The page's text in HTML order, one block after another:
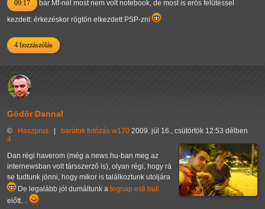
09:17
bár Mf-nél most nem volt notebook, de most is erős felütéssel
kezdett: érkezéskor rögtön elkezdett PSP-zni
4 hozzászólás
Gödör Dannal
© Haszprus barátok fotózás w170 2009. júl 16., csütörtök 12:53 délben
4
Dan régi haverom (még a news.hu-ban meg az
internewsban volt társszerző is), olyan régi, hogy rá
se tudtunk jönni, hogy mikor is találkoztunk utoljára
De legalább jót dumáltunk a tegnap esti buli
előtt…